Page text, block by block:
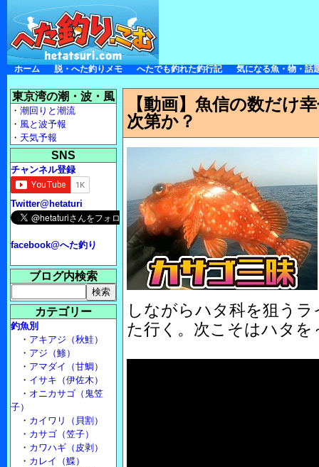
ホーム 脱・へた釣りメモ へたでも釣れた釣行記 気になる魚・物・話
【動画】魚信の数だけ
次第か？
しながらハタ科を狙う
た行く。次こそはハタを
東京湾の潮・波・風
・ 潮回りと潮流
・ 風と波予報
・ 天気予報
SNS
チャンネル登録
Twitter@hetaturi
facebook@へた釣り
ブログ内検索
カテゴリー
釣魚別
・ アキアジ（秋鮭）
・ アジ（鯵）
・ アマダイ（甘鯛）
・ イサキ（伊佐木）
・ オニカサゴ（鬼笠
子）
・ カイワリ（貝割）
・ カサゴ（笠子）
・ カワハギ（皮剥）
・ カレイ（鰈）